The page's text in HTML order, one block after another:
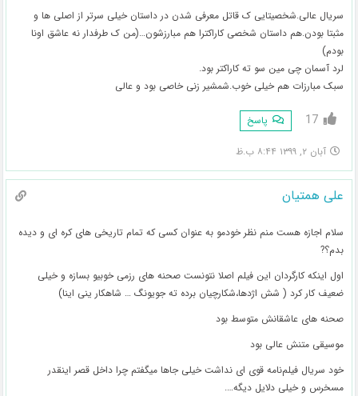
سریال عالی.شخصیتایی ک قاتل معرفی شدن در داستان خیلی سرتر از اصلی ها و
مثبتا بودن.هم داستان شخصی کاراکترا هم مبارزشون…(من ک طرفدار نه عاشق اونا
بودم)
لرد آسمان چی مین سو ته کاراکتر بود.
سبک مبارزات هم خیلی خوب.شمشیر زنی خاصی بود و عالی
17 پاسخ
آبان ۲, ۱۳۹۹ ۸:۴۴ ب.ظ
علی همتیان
سلام اجازه هست منم نظر خودمو به عنوان کسی که تمام تاریخی های کره ای و دیده
بدم؟?
اول اینکه کارگردان این فیلم اصلا نتونست صحنه های رزمی خوبیو بسازه و خیلی
ضعیف کار کرد ( شش اژدها،شکارچیان برده ته جویونگ … شاهکار ینی اینا)
صحنه های عاشقانش متوسط بود
موسیقی متنش عالی بود
خود سریال فیلم‌نامه قوی ای نداشت خیلی جاها میگفتم چرا داخل قصر اینقدر
مسخرس و خیلی دلایل دیگه….